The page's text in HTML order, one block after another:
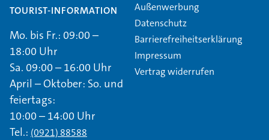
TOURIST-INFORMATION
Mo. bis Fr.: 09:00 –
18:00 Uhr
Sa. 09:00 – 16:00 Uhr
April – Oktober: So. und
feiertags:
10:00 – 14:00 Uhr
Tel.: (0921) 88588
Außenwerbung
Datenschutz
Barrierefreiheitserklärung
Impressum
Vertrag widerrufen